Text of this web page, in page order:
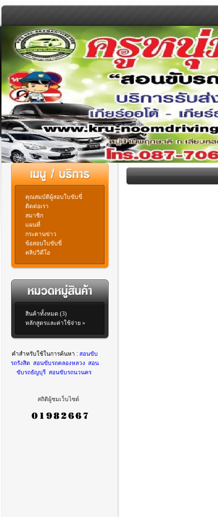
คุณสมบัติผู้สอบใบขับขี่
ติดต่อเรา
สมาชิก
แผนที่
กระดานข่าว
ข้อสอบใบขับขี่
คลิปวิดีโอ
สินค้าทั้งหมด (3)
หลักสูตรและค่าใช้จ่าย »
คำสำหรับใช้ในการค้นหา :สอนขับ
รถรังสิต สอนขับรถคลองหลวง สอน
ขับรถธัญบุรี สอนขับรถนวนคร
สถิติผู้ชมเว็บไซต์